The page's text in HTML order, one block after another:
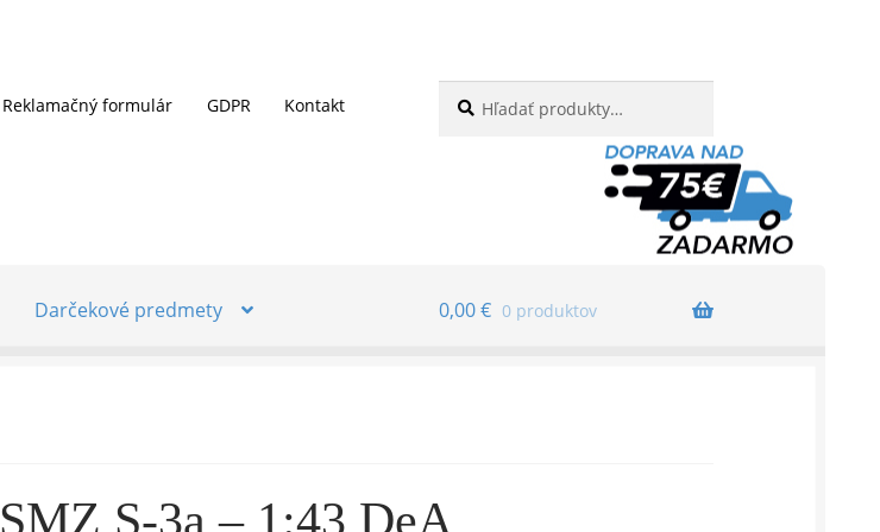
Reklamačný formulár GDPR Kontakt
Darčekové predmety 0,00€ 0 produktov
SMZ S-3a – 1:43 DeA